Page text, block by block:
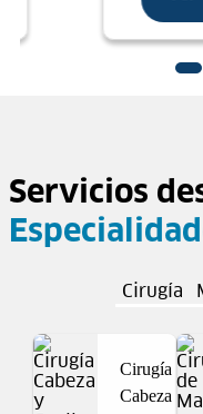
Servicios
Cirugía
Cirugía
Cabeza